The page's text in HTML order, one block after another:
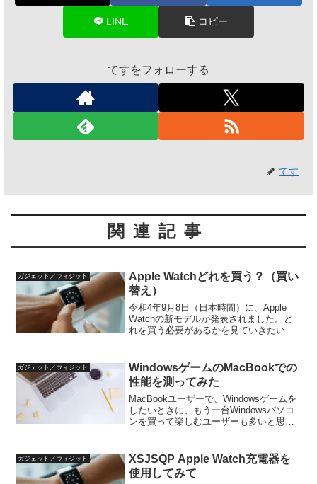
LINE コピー
てすをフォローする
てす
関連記事
ガジェット／ウィジット
Apple Watchどれを買う？（買い
替え）
令和4年9月8日（日本時間）に、Apple
Watchの新モデルが発表されました。ど
れを買う必要があるかを見ていきたいと
Ultra、...
ガジェット／ウィジット
WindowsゲームのMacBookでの
性能を測ってみた
MacBookユーザーで、Windowsゲームを
したいときに、もう一台Windowsパソコ
ンを買って楽しむユーザーも多いと思い
びたいという欲求も出てきます。最
近、...
ガジェット／ウィジット
XSJSQP Apple Watch充電器を
使用してみて